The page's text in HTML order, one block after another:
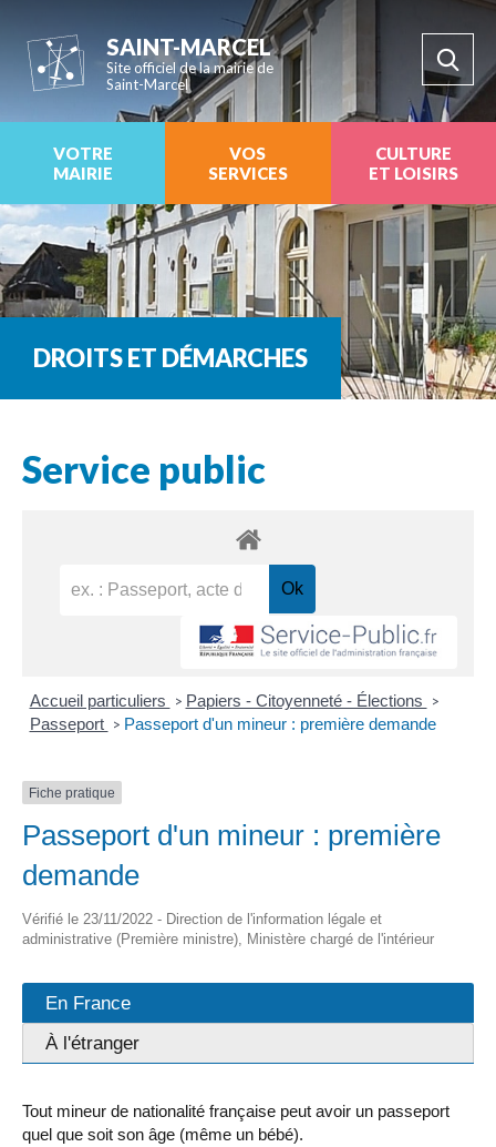
SAINT-MARCEL
Site officiel de la mairie de
Saint-Marcel
VOTRE
MAIRIE
VOS
SERVICES
CULTURE
ET LOISIRS
DROITS ET DÉMARCHES
Service public
Accueil particuliers > Papiers - Citoyenneté - Élections >
Passeport > Passeport d'un mineur : première demande
Fiche pratique
Passeport d'un mineur : première
demande
Vérifié le 23/11/2022 - Direction de l'information légale et
administrative (Première ministre), Ministère chargé de l'intérieur
En France
À l'étranger
Tout mineur de nationalité française peut avoir un passeport
quel que soit son âge (même un bébé).